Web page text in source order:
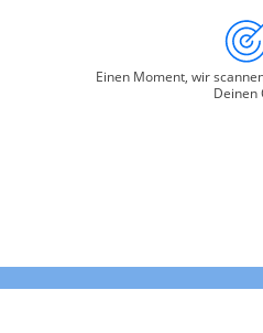
Einen Moment, wir
Deinen